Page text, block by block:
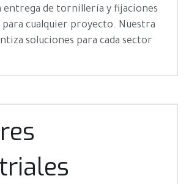
entrega de tornillería y fijaciones
para cualquier proyecto. Nuestra
soluciones para cada sector